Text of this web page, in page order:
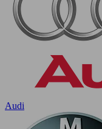
Audi